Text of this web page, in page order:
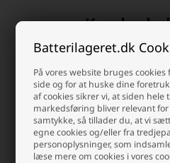
Batterilageret.dk
På vores website bruges
side og for at huske dine
af cookies sikrer vi, at siden hele
markedsføring bliver relevant
samtykke, så tillader du, at vi
egne cookies og/eller fra
personoplysninger, som
læse mere om cookies i vores
Kunder